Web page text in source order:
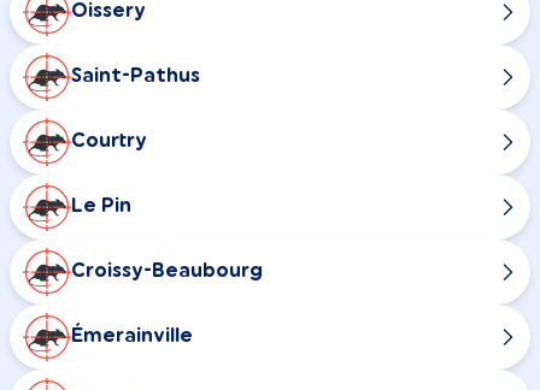
Oissery
Saint-Pathus
Courtry
Le Pin
Croissy-Beaubourg
Émerainville